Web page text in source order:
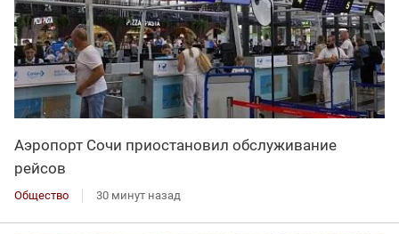
Аэропорт Сочи приостановил обслуживание
рейсов
Общество 30 минут назад